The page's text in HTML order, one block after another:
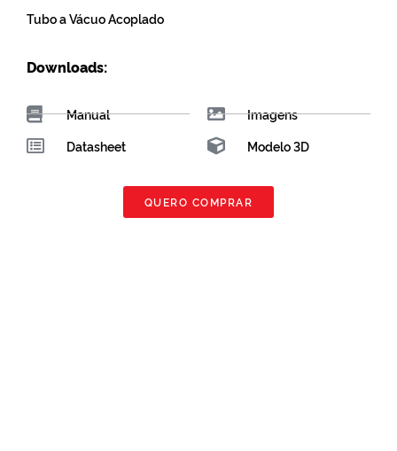
Tubo a Vácuo Acoplado
Downloads:
Manual
Datasheet
Imagens
Modelo 3D
QUERO COMPRAR